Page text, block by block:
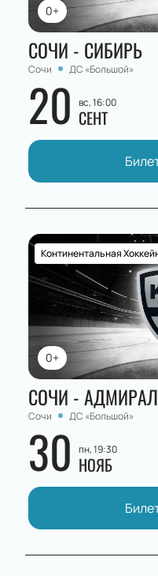
время и получите
ожидаемые игры
0+
СОЧИ - СИБИРЬ
Сочи ДС «Большой»
20 вс, 16:00
СЕНТ
0+
Континентальная
СОЧИ - АДМИРАЛ
Сочи ДС «Большой»
30 пн, 19:30
НОЯБ